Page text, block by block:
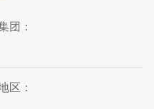
团：
区：